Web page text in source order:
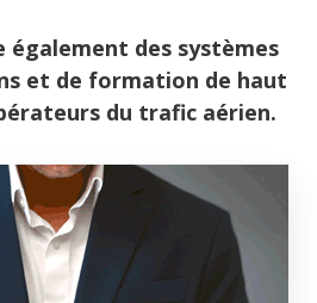
également des systèmes
et de formation de haut
du trafic aérien.